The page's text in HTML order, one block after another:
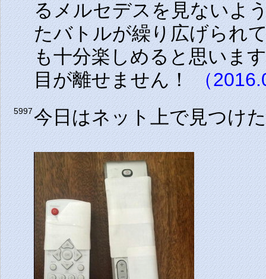
るメルセデスを見ないよ
たバトルが繰り広げられ
も十分楽しめると思いま
目が離せません！（
5997 今日はネット上で見つけ